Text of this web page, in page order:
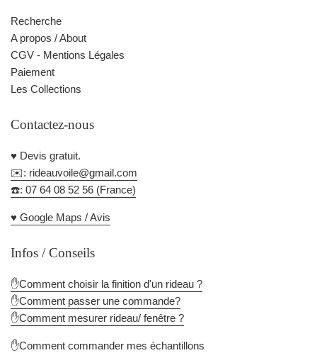
Recherche
A propos / About
CGV - Mentions Légales
Paiement
Les Collections
Contactez-nous
♥️ Devis gratuit.
✉️: rideauvoile@gmail.com
☎️: 07 64 08 52 56 (France)
♥️ Google Maps / Avis
Infos / Conseils
✋Comment choisir la finition d'un rideau ?
✋Comment passer une commande?
✋Comment mesurer rideau/ fenêtre ?
✋Comment commander mes échantillons